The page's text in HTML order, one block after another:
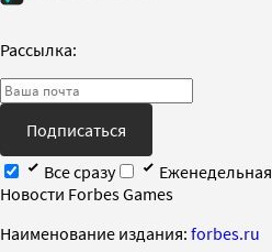
Рассылка:
Подписаться
Все сразу
Еженедельная
Новости Forbes Games
Наименование издания: forbes.ru